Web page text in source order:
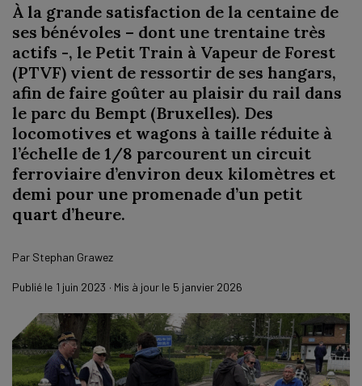
À la grande satisfaction de la centaine de
ses bénévoles – dont une trentaine très
actifs -, le Petit Train à Vapeur de Forest
(PTVF) vient de ressortir de ses hangars,
afin de faire goûter au plaisir du rail dans
le parc du Bempt (Bruxelles). Des
locomotives et wagons à taille réduite à
l’échelle de 1/8 parcourent un circuit
ferroviaire d’environ deux kilomètres et
demi pour une promenade d’un petit
quart d’heure.
Par Stephan Grawez
Publié le 1 juin 2023 · Mis à jour le 5 janvier 2026